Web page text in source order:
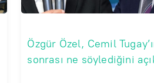
Özgür Özel, Cemil
sonrası ne söylediğini